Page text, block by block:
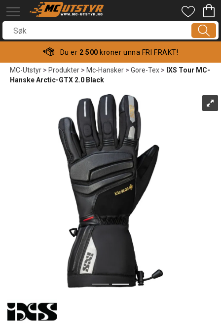
Du er 2 500 kroner unna FRI FRAKT!
MC-Utstyr>Produkter>Mc-Hansker>Gore-Tex> IXS Tour MC-
Hanske Arctic-GTX 2.0 Black